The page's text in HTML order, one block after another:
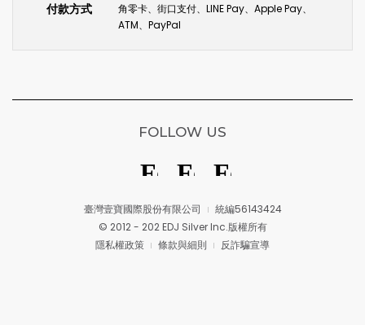
付款方式
角零卡、街口支付、LINE Pay、Apple Pay、
ATM、PayPal
臺灣壹寶國際股份有限公司
統編56143424
© 2012 - 202 EDJ Silver Inc.版權所有
隱私權政策
條款與細則 反詐騙宣導
FOLLOW US